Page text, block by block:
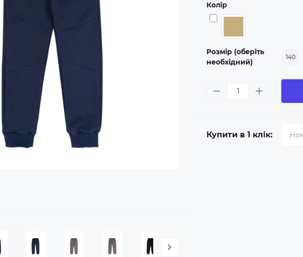
Колір
Розмір (оберіть
необхідний)
140
Купити в 1 клік: